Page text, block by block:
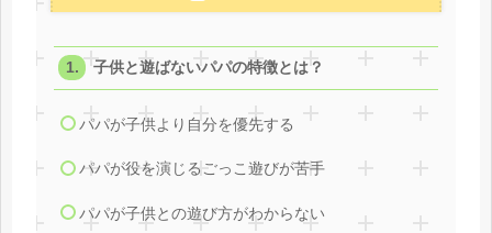
子供と遊ばないパパの特徴とは？
パパが子供より自分を優先する
パパが役を演じるごっこ遊びが苦手
パパが子供との遊び方がわからない